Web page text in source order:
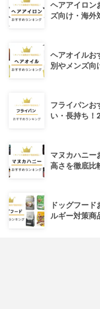
ヘアアイロン
ズ向け・海外
ヘアオイルお
別やメンズ向
フライパンお
い・長持ち！
マヌカハニー
高さを徹底比
ドッグフー
ルギー対策商